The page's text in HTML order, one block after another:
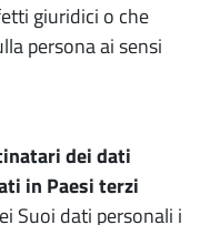
giuridici o che
persona ai sensi
dei dati
in Paesi terzi
Suoi dati personali i